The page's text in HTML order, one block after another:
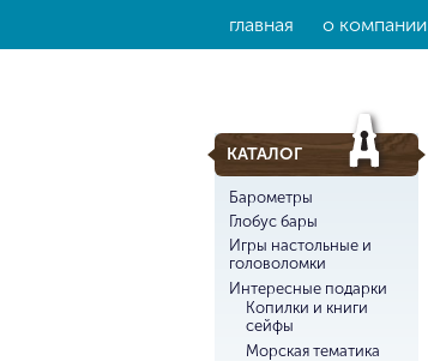
главная о компании
КАТАЛОГ
Барометры
Глобус бары
Игры настольные и
головоломки
Интересные подарки
Копилки и книги
сейфы
Морская тематика